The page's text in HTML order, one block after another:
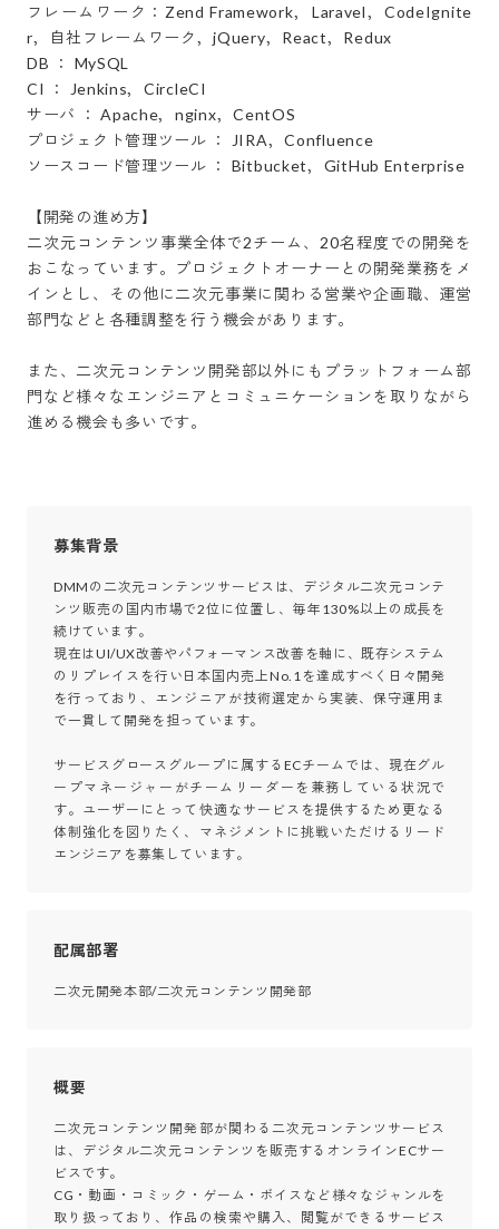
フレームワーク：Zend Framework，Laravel，CodeIgnite
r，自社フレームワーク，jQuery，React，Redux
DB ： MySQL
CI ： Jenkins，CircleCI
サーバ ： Apache，nginx，CentOS
プロジェクト管理ツール ： JIRA，Confluence
ソースコード管理ツール ： Bitbucket，GitHub Enterprise
【開発の進め方】
二次元コンテンツ事業全体で2チーム、20名程度での開発を
おこなっています。プロジェクトオーナーとの開発業務をメ
インとし、その他に二次元事業に関わる営業や企画職、運営
部門などと各種調整を行う機会があります。
また、二次元コンテンツ開発部以外にもプラットフォーム部
門など様々なエンジニアとコミュニケーションを取りながら
進める機会も多いです。
募集背景
DMMの二次元コンテンツサービスは、デジタル二次元コンテ
ンツ販売の国内市場で2位に位置し、毎年130%以上の成長を
続けています。
現在はUI/UX改善やパフォーマンス改善を軸に、既存システム
のリプレイスを行い日本国内売上No.1を達成すべく日々開発
を行っており、エンジニアが技術選定から実装、保守運用ま
で一貫して開発を担っています。
サービスグロースグループに属するECチームでは、現在グル
ープマネージャーがチームリーダーを兼務している状況で
す。ユーザーにとって快適なサービスを提供するため更なる
体制強化を図りたく、マネジメントに挑戦いただけるリード
エンジニアを募集しています。
配属部署
二次元開発本部/二次元コンテンツ開発部
概要
二次元コンテンツ開発部が関わる二次元コンテンツサービス
は、デジタル二次元コンテンツを販売するオンラインECサー
ビスです。
CG・動画・コミック・ゲーム・ボイスなど様々なジャンルを
取り扱っており、作品の検索や購入、閲覧ができるサービス